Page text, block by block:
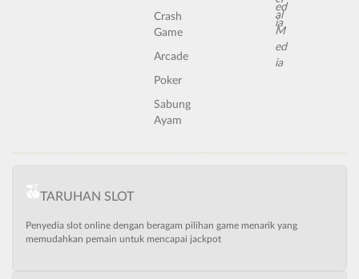
Crash
Game
Arcade
Poker
Sabung
Ayam
TARUHAN SLOT
Penyedia slot online dengan beragam pilihan game menarik yang
memudahkan pemain untuk mencapai jackpot